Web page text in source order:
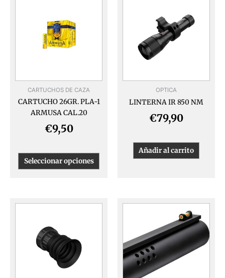
CARTUCHOS DE CAZA
CARTUCHO 26GR. PLA-1
ARMUSA CAL.20
€9,50
Seleccionar opciones
pueden
en
OPTICA
LINTERNA IR 850 NM
€79,90
Añadir al carrito